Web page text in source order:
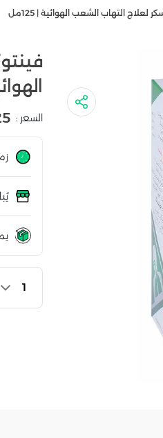
التهاب الشعب الهوائية | 125مل
الهوائية
السعر : 25